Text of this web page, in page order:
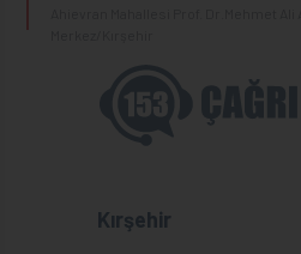
Kırşehir